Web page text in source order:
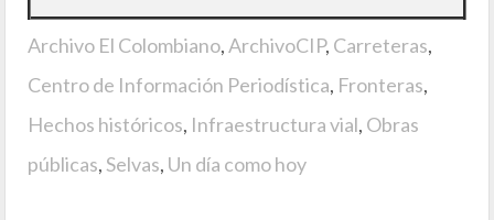
Archivo El Colombiano,ArchivoCIP, Carreteras,
Centro de Información Periodística, Fronteras,
Hechos históricos, Infraestructura vial, Obras
públicas,Selvas, Un día como hoy